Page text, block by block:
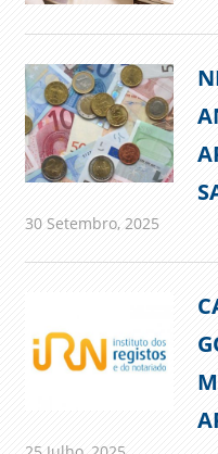
30 Setembro, 2025admin